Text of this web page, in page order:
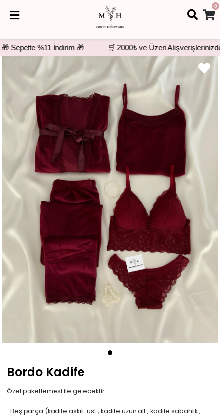
0
%11 İndirim 🎁 🛒 2000₺ ve Üzeri Alışverişlerinizde
Bordo Kadife
Özel paketlemesi ile gelecektir.
-Beş parça (kadife askılı üst , kadife uzun alt , kadife sabahlık ,